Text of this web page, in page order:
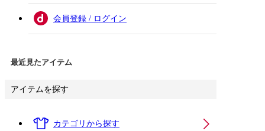
会員登録 / ログイン
最近見たアイテム
アイテムを探す
カテゴリから探す